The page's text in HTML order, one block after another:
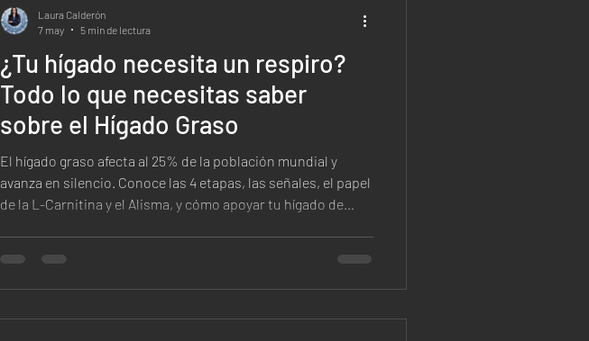
¿Tu hígado necesita un respiro?
Todo lo que necesitas saber
sobre el Hígado Graso
El hígado graso afecta al 25% de la población mundial y
avanza en silencio. Conoce las 4 etapas, las señales, el papel
de la L-Carnitina y el Alisma, y cómo apoyar tu hígado de
Laura Calderón
7 may
5 min de lectura